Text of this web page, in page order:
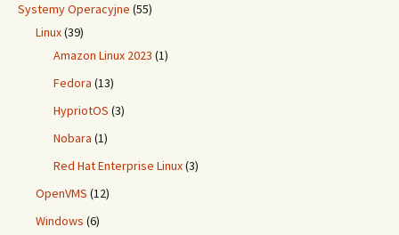
Systemy Operacyjne (55)
Linux(39)
Amazon Linux 2023 (1)
Fedora (13)
HypriotOS (3)
Nobara (1)
Red Hat Enterprise Linux(3)
OpenVMS (12)
Windows (6)